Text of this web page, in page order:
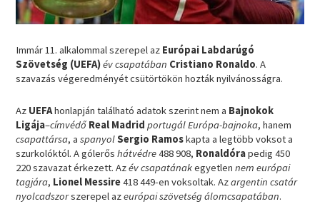
Immár 11. alkalommal szerepel az Európai Labdarúgó
Szövetség (UEFA)év csapatában Cristiano Ronaldo. A
szavazás végeredményét csütörtökön hozták nyilvánosságra.
Az UEFAhonlapján található adatok szerint nem a Bajnokok
Ligája–címvédő Real Madrid portugál Európa-bajnoka, hanem
csapattársa, aspanyolSergio Ramoskapta a legtöbb voksot a
szurkolóktól. A gólerőshátvédre488 908, Ronaldórapedig 450
220 szavazat érkezett. Azév csapatánakegyetlennem európai
tagjára, Lionel Messire418 449-en voksoltak. Azargentin csatár
nyolcadszorszerepel azeurópai szövetség álomcsapatában.